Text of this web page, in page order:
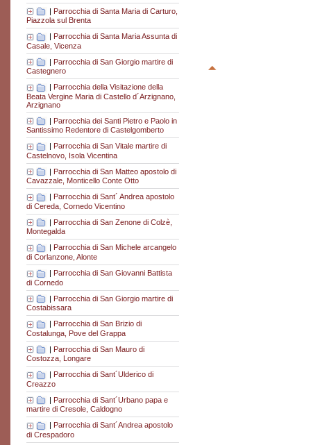
| Parrocchia di Santa Maria di Carturo,
Piazzola sul Brenta
| Parrocchia di Santa Maria Assunta di
Casale, Vicenza
| Parrocchia di San Giorgio martire di
Castegnero
| Parrocchia della Visitazione della
Beata Vergine Maria di Castello d´Arzignano,
Arzignano
| Parrocchia dei Santi Pietro e Paolo in
Santissimo Redentore di Castelgomberto
Parrocchia di San Vitale martire di
Castelnovo, Isola Vicentina
| Parrocchia di San Matteo apostolo di
Cavazzale, Monticello Conte Otto
Parrocchia di Sant´ Andrea apostolo
di Cereda, Cornedo Vicentino
| Parrocchia di San Zenone di Colzè,
Montegalda
Parrocchia di San Michele arcangelo
di Corlanzone, Alonte
| Parrocchia di San Giovanni Battista
di Cornedo
| Parrocchia di San Giorgio martire di
Costabissara
| Parrocchia di San Brizio di
Costalunga, Pove del Grappa
| Parrocchia di San Mauro di
Costozza, Longare
Parrocchia di Sant´Ulderico di
Creazzo
| Parrocchia di Sant´Urbano papa e
martire di Cresole, Caldogno
Parrocchia di Sant´Andrea apostolo
di Crespadoro